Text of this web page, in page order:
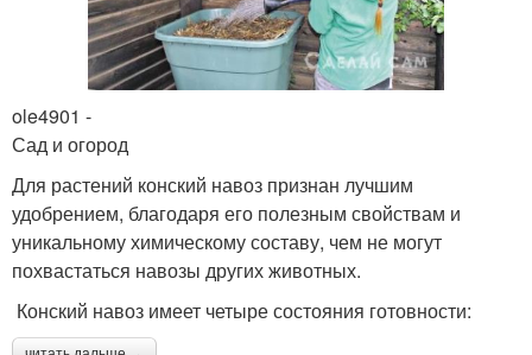
ole4901 -
Сад и огород
Для растений конский навоз признан лучшим
удобрением, благодаря его полезным свойствам и
уникальному химическому составу, чем не могут
похвастаться навозы других животных.
Конский навоз имеет четыре состояния готовности: